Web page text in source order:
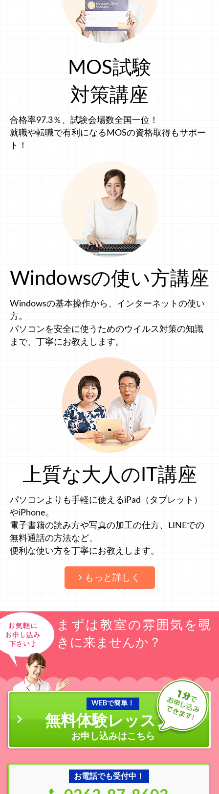
MOS試験
対策講座
合格率97.3％、試験会場数全国一位！
就職や転職で有利になるMOSの資格取得もサポー
ト！
Windowsの使い方講座
Windowsの基本操作から、インターネットの使い
方。
パソコンを安全に使うためのウイルス対策の知識
まで、丁寧にお教えします。
上質な大人のIT講座
パソコンよりも手軽に使えるiPad（タブレット）
やiPhone。
電子書籍の読み方や写真の加工の仕方、LINEでの
無料通話の方法など、
便利な使い方を丁寧にお教えします。
もっと詳しく
まずは教室の雰囲気を覗
きに来ませんか？
WEBで簡単！
無料体験レッスン
お申し込みはこちら
お電話でも受付中！